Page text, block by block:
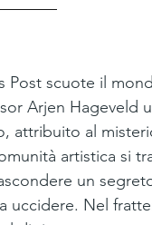
Post scuote il
Arjen Hageveld
attribuito al
artistica si
un
uccidere. Nel